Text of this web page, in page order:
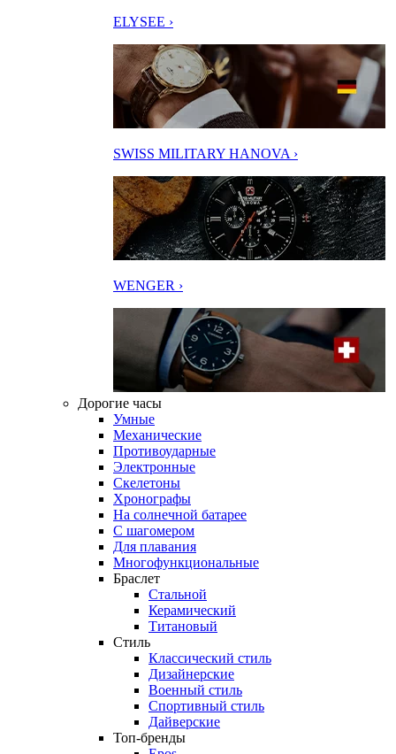
ELYSEE ›
SWISS MILITARY HANOVA ›
WENGER ›
Дорогие часы
Умные
Механические
Противоударные
Электронные
Скелетоны
Хронографы
На солнечной батарее
С шагомером
Для плавания
Многофункциональные
Браслет
Стальной
Керамический
Титановый
Стиль
Классический стиль
Дизайнерские
Военный стиль
Спортивный стиль
Дайверские
Топ-бренды